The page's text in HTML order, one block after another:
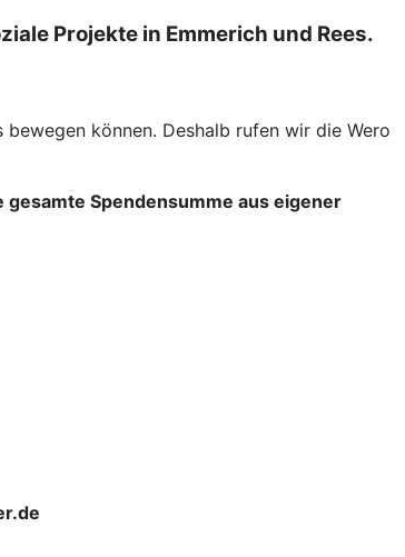
Projekte in Emmerich und Rees.
können. Deshalb rufen wir die Wero
Spendensumme aus eigener